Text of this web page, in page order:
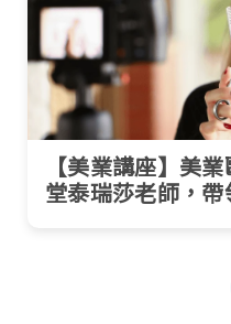
【美業講座】美
堂泰瑞莎老師，